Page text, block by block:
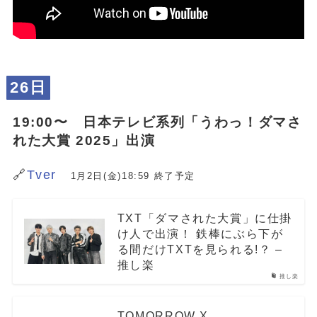
26日
19:00〜 日本テレビ系列「うわっ！ダマさ
れた大賞 2025」出演
🔗Tver 1月2日(金)18:59 終了予定
推し楽
TXT「ダマされた大賞」に仕掛
け人で出演！ 鉄棒にぶら下が
る間だけTXTを見られる!？ –
推し楽